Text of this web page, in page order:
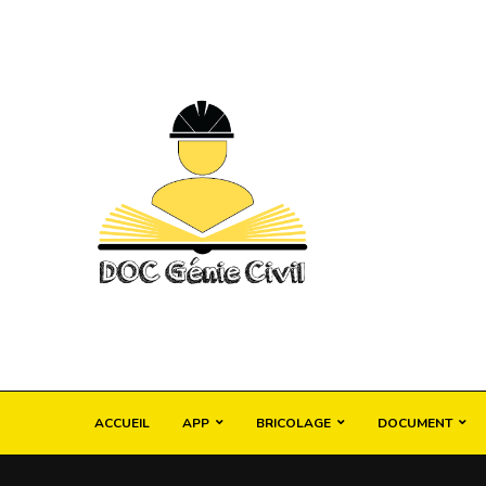
ACCUEIL APP BRICOLAGE DOCUMENT